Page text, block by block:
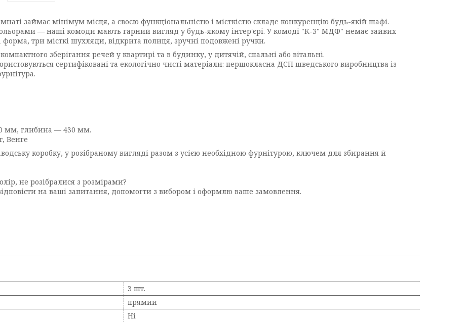
займає мінімум місця, а своєю функціональністю і місткістю складе конкуренцію будь-якій шафі.
— наші комоди мають гарний вигляд у будь-якому інтер'єрі. У комоді "К-3" МДФ" немає зайвих
форма, три місткі шухляди, відкрита полиця, зручні подовжені ручки.
зберігання речей у квартирі та в будинку, у дитячій, спальні або вітальні.
сертифіковані та екологічно чисті матеріали: першокласна ДСП шведського виробництва із
мм, глибина — 430 мм.
Венге
коробку, у розібраному вигляді разом з усією необхідною фурнітурою, ключем для збирання й
не розібралися з розмірами?
на ваші запитання, допомогти з вибором і оформлю ваше замовлення.
3 шт.
прямий
Ні